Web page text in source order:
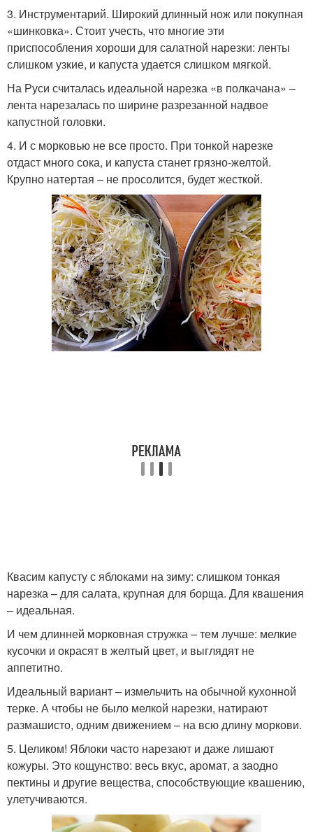
3. Инструментарий. Широкий длинный нож или покупная
«шинковка». Стоит учесть, что многие эти
приспособления хороши для салатной нарезки: ленты
слишком узкие, и капуста удается слишком мягкой.
На Руси считалась идеальной нарезка «в полкачана» –
лента нарезалась по ширине разрезанной надвое
капустной головки.
4. И с морковью не все просто. При тонкой нарезке
отдаст много сока, и капуста станет грязно-желтой.
Крупно натертая – не просолится, будет жесткой.
Квасим капусту с яблоками на зиму: слишком тонкая
нарезка – для салата, крупная для борща. Для квашения
– идеальная.
И чем длинней морковная стружка – тем лучше: мелкие
кусочки и окрасят в желтый цвет, и выглядят не
аппетитно.
Идеальный вариант – измельчить на обычной кухонной
терке. А чтобы не было мелкой нарезки, натирают
размашисто, одним движением – на всю длину моркови.
5. Целиком! Яблоки часто нарезают и даже лишают
кожуры. Это кощунство: весь вкус, аромат, а заодно
пектины и другие вещества, способствующие квашению,
улетучиваются.